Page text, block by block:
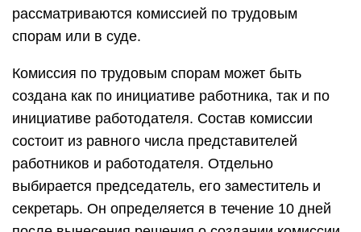
рассматриваются комиссией по трудовым
спорам или в суде.
Комиссия по трудовым спорам может быть
создана как по инициативе работника, так и по
инициативе работодателя. Состав комиссии
состоит из равного числа представителей
работников и работодателя. Отдельно
выбирается председатель, его заместитель и
секретарь. Он определяется в течение 10 дней